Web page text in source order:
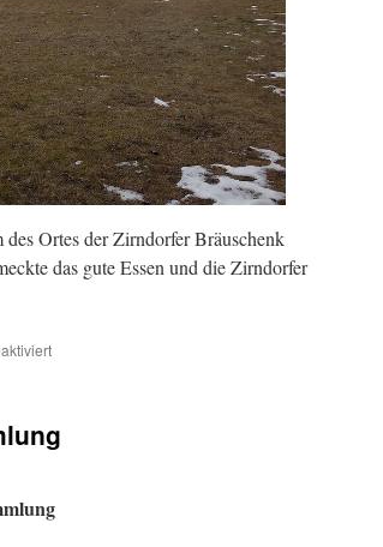
Ortes der Zirndorfer Bräuschenk
das gute Essen und die Zirndorfer
für
Wallensteins
bei